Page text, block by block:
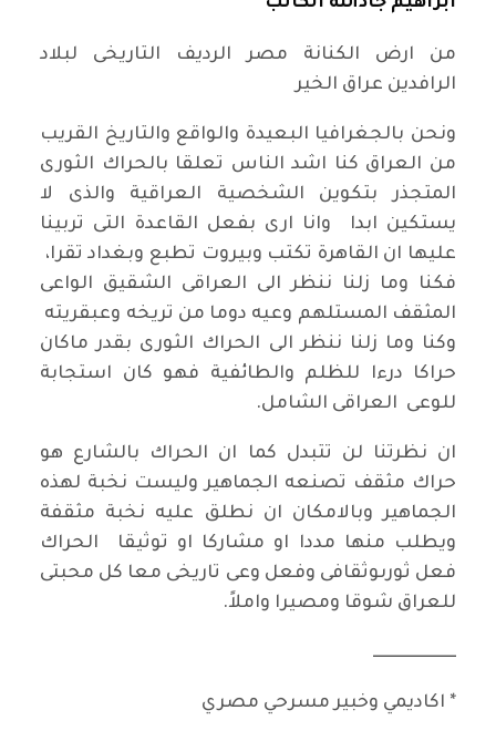
من ارض الكنانة مصر الرديف التاريخى لبلاد
الرافدين عراق الخير
ونحن بالجغرافيا البعيدة والواقع والتاريخ القريب
من العراق كنا اشد الناس تعلقا بالحراك الثورى
المتجذر بتكوين الشخصية العراقية والذى لا
يستكين ابدا وانا ارى بفعل القاعدة التى تربينا
عليها ان القاهرة تكتب وبيروت تطبع وبغداد تقرا،
فكنا وما زلنا ننظر الى العراقى الشقيق الواعى
المثقف المستلهم وعيه دوما من تريخه وعبقريته
وكنا وما زلنا ننظر الى الحراك الثورى بقدر ماكان
حراكا درءا للظلم والطائفية فهو كان استجابة
للوعى العراقى الشامل.
ان نظرتنا لن تتبدل كما ان الحراك بالشارع هو
حراك مثقف تصنعه الجماهير وليست نخبة لهذه
الجماهير وبالامكان ان نطلق عليه نخبة مثقفة
ويطلب منها مددا او مشاركا او توثيقا الحراك
فعل ثورىوثقافى وفعل وعى تاريخى معا كل محبتى
للعراق شوقا ومصيرا واملاً.
ـــــــــــــــــــــــــ
* اكاديمي وخبير مسرحي مصري